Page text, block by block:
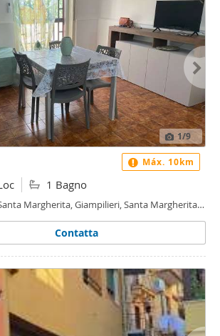
1/9
1 Bagno
Margherita, Giampilieri, Santa Margherita,
Contatta
Máx. 10km